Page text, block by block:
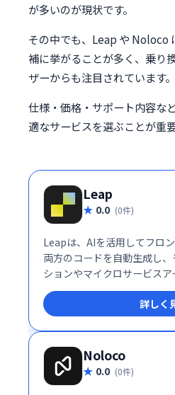
が多いのが現状です。
その中でも、Leap や Noloco
補に挙がることが多く、乗り
ザーからも注目されています。
仕様・価格・サポート内容な
適なサービスを選ぶことが重要
Leap
0.0 (0件)
Leapは、AIを活用してフロ
両方のコードを自動生成し
ションやマイクロサービス
構築・デプロイできる開発
詳しく
Noloco
0.0 (0件)